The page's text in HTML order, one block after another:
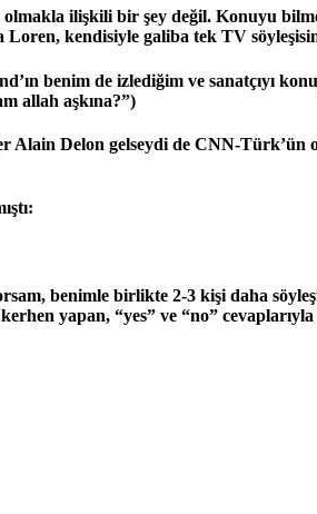
ilişkili bir şey değil. Konuyu
kendisiyle galiba tek TV
benim de izlediğim ve sanatçıyı
allah aşkına?”)
Delon gelseydi de CNN-Türk’ün
benimle birlikte 2-3 kişi daha
yapan, “yes” ve “no”